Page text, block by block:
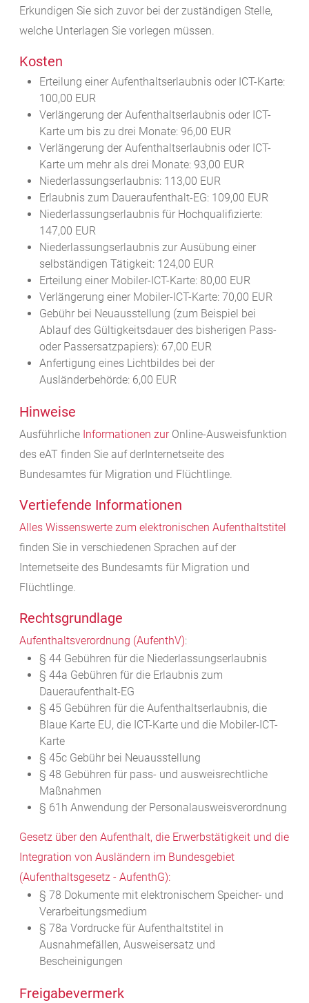
Erkundigen Sie sich zuvor bei der zuständigen Stelle,
welche Unterlagen Sie vorlegen müssen.
Kosten
Erteilung einer Aufenthaltserlaubnis oder ICT-Karte:
100,00 EUR
Verlängerung der Aufenthaltserlaubnis oder ICT-
Karte um bis zu drei Monate: 96,00 EUR
Verlängerung der Aufenthaltserlaubnis oder ICT-
Karte um mehr als drei Monate: 93,00 EUR
Niederlassungserlaubnis: 113,00 EUR
Erlaubnis zum Daueraufenthalt-EG: 109,00 EUR
Niederlassungserlaubnis für Hochqualifizierte:
147,00 EUR
Niederlassungserlaubnis zur Ausübung einer
selbständigen Tätigkeit: 124,00 EUR
Erteilung einer Mobiler-ICT-Karte: 80,00 EUR
Verlängerung einer Mobiler-ICT-Karte: 70,00 EUR
Gebühr bei Neuausstellung (zum Beispiel bei
Ablauf des Gültigkeitsdauer des bisherigen Pass-
oder Passersatzpapiers): 67,00 EUR
Anfertigung eines Lichtbildes bei der
Ausländerbehörde: 6,00 EUR
Hinweise
Ausführliche Informationen zur Online-Ausweisfunktion
des eAT finden Sie auf derInternetseite des
Bundesamtes für Migration und Flüchtlinge.
Vertiefende Informationen
Alles Wissenswerte zum elektronischen Aufenthaltstitel
finden Sie in verschiedenen Sprachen auf der
Internetseite des Bundesamts für Migration und
Flüchtlinge.
Rechtsgrundlage
Aufenthaltsverordnung (AufenthV):
§ 44Gebühren für die Niederlassungserlaubnis
§ 44a Gebühren für die Erlaubnis zum
Daueraufenthalt-EG
§ 45 Gebühren für die Aufenthaltserlaubnis, die
Blaue Karte EU, die ICT-Karte und die Mobiler-ICT-
Karte
§ 45c Gebühr bei Neuausstellung
§ 48 Gebühren für pass- und ausweisrechtliche
Maßnahmen
§ 61h Anwendung der Personalausweisverordnung
Gesetz über den Aufenthalt, die Erwerbstätigkeit und die
Integration von Ausländern im Bundesgebiet
(Aufenthaltsgesetz - AufenthG):
§ 78 Dokumente mit elektronischem Speicher- und
Verarbeitungsmedium
§ 78a Vordrucke für Aufenthaltstitel in
Ausnahmefällen, Ausweisersatz und
Bescheinigungen
Freigabevermerk